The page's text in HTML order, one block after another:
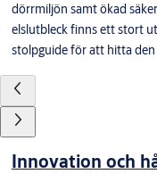
dörrmiljön samt ökad
elslutbleck finns ett stort
stolpguide för att hitta
Innovation och